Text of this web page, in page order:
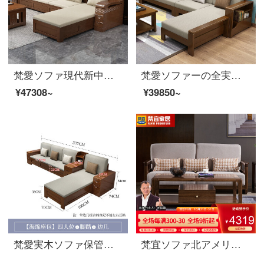
梵愛ソファ現代新中国式ゴム木のソファー冬夏両用収納物ソファリビングセット家具保管物-四人位+貴妃+茶何+テレビキャビネット組立
¥47308~
梵愛ソファーの全実木布芸ソファーの新しい中国式の大きさの戸型ゴムの木の実木のソファーは客間の家具の標準版の4人の位を組み合わせます。
¥39850~
梵愛実木ソファ保管物ソファーゴム木全実木布芸ソファシンプルな新中国式ソファルームの家具の4人位+足+サイドのいくつかのお金-ラテックスシートのバッグ
梵宜ソファ北アメリカ黒胡桃の木の実木ソファ1+2+3セットの布芸単双三人のソファーの大きさと部屋型のアメリカンソファは簡単にリビングルームの家具を予約します。8 W 03二人の席は北アメリカの黒胡桃の木です。